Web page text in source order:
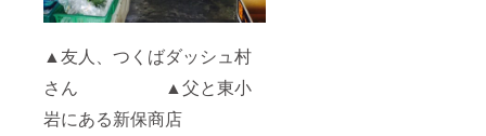
▲友人、つくばダッシュ村
さん ▲父と東小
岩にある新保商店